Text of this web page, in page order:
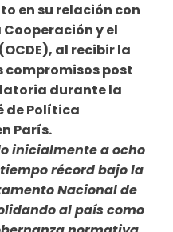
en su relación con
y el
al recibir la
post
durante la
de Política
París.
inicialmente a ocho
récord bajo la
Nacional de
al país como